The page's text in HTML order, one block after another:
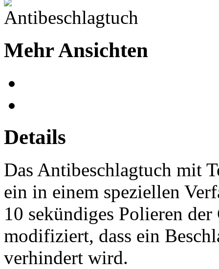
Mehr Ansichten
Details
Das Antibeschlagtuch mit
ein in einem speziellen
10 sekündiges Polieren
modifiziert, dass ein
verhindert wird.